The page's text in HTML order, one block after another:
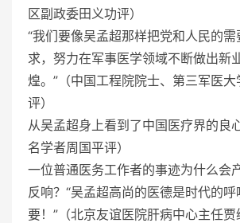
区副政委田义功评）
“我们要像吴孟超那样把党和人民的
求，努力在军事医学领域不断做出新
煌。”（中国工程院院士、第三军医
评）
从吴孟超身上看到了中国医疗界的良
名学者周国平评）
一位普通医务工作者的事迹为什么会
反响？“吴孟超高尚的医德是时代的
要！”（北京友谊医院肝病中心主任贾